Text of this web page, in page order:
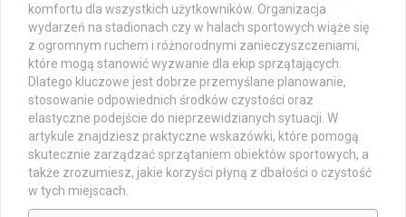
komfortu dla wszystkich użytkowników. Organizacja
wydarzeń na stadionach czy w halach sportowych wiąże się
z ogromnym ruchem i różnorodnymi zanieczyszczeniami,
które mogą stanowić wyzwanie dla ekip sprzątających.
Dlatego kluczowe jest dobrze przemyślane planowanie,
stosowanie odpowiednich środków czystości oraz
elastyczne podejście do nieprzewidzianych sytuacji. W
artykule znajdziesz praktyczne wskazówki, które pomogą
skutecznie zarządzać sprzątaniem obiektów sportowych, a
także zrozumiesz, jakie korzyści płyną z dbałości o czystość
w tych miejscach.